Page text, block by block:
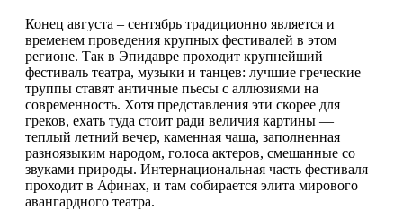
Конец августа – сентябрь традиционно является и
временем проведения крупных фестивалей в этом
регионе. Так в Эпидавре проходит крупнейший
фестиваль театра, музыки и танцев: лучшие греческие
труппы ставят античные пьесы с аллюзиями на
современность. Хотя представления эти скорее для
греков, ехать туда стоит ради величия картины —
теплый летний вечер, каменная чаша, заполненная
разноязыким народом, голоса актеров, смешанные со
звуками природы. Интернациональная часть фестиваля
проходит в Афинах, и там собирается элита мирового
авангардного театра.